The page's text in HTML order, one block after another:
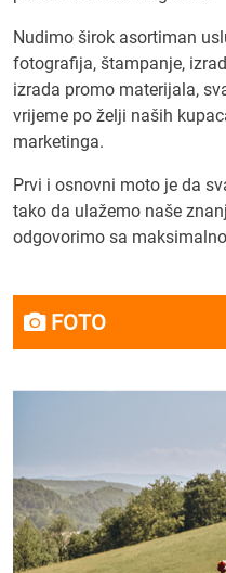
Nudimo širok asortiman
fotografija, štampanje,
izrada promo materijala,
vrijeme po želji naših
marketinga.
Prvi i osnovni moto je da
tako da ulažemo naše
odgovorimo sa
FOTO